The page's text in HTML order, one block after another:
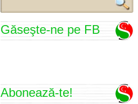
Găseşte-ne pe FB
Abonează-te!